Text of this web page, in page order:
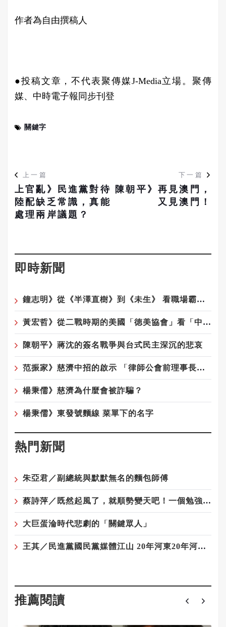
作者為自由撰稿人
●投稿文章，不代表聚傳媒J-Media立場。聚傳
媒、中時電子報同步刊登
關鍵字
上一篇
上官亂》民進黨對待
陸配缺乏常識，真能
處理兩岸議題？
下一篇
陳朝平》再見澳門，
又見澳門！
即時新聞
鐘志明》從《半澤直樹》到《未生》 看職場霸凌為何始終無解
黃宏哲》從二戰時期的美國「徳美協會」看「中華統一促進黨」
陳朝平》蔣沈的簽名戰爭與台式民主深沉的悲哀
范振家》慈濟中招的啟示 「律師公會前理事長」這種專業人士騙局更厲害
楊秉儒》慈濟為什麼會被詐騙？
楊秉儒》東發號麵線 菜單下的名字
熱門新聞
朱亞君／副總統與默默無名的麵包師傅
蔡詩萍／既然起風了，就順勢變天吧！一個勉強算文化人的感觸
大巨蛋淪時代悲劇的「關鍵眾人」
王其／民進黨國民黨媒體江山 20年河東20年河西——藍軍與媒體最遠的距離
推薦閱讀